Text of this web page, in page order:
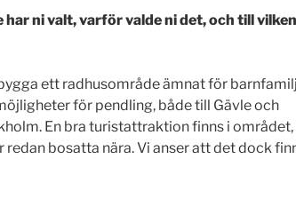
har ni valt, varför valde ni det, och till vilken
ett radhusområde ämnat för
för pendling, både till Gävle och
En bra turistattraktion finns i området,
redan bosatta nära. Vi anser att det dock